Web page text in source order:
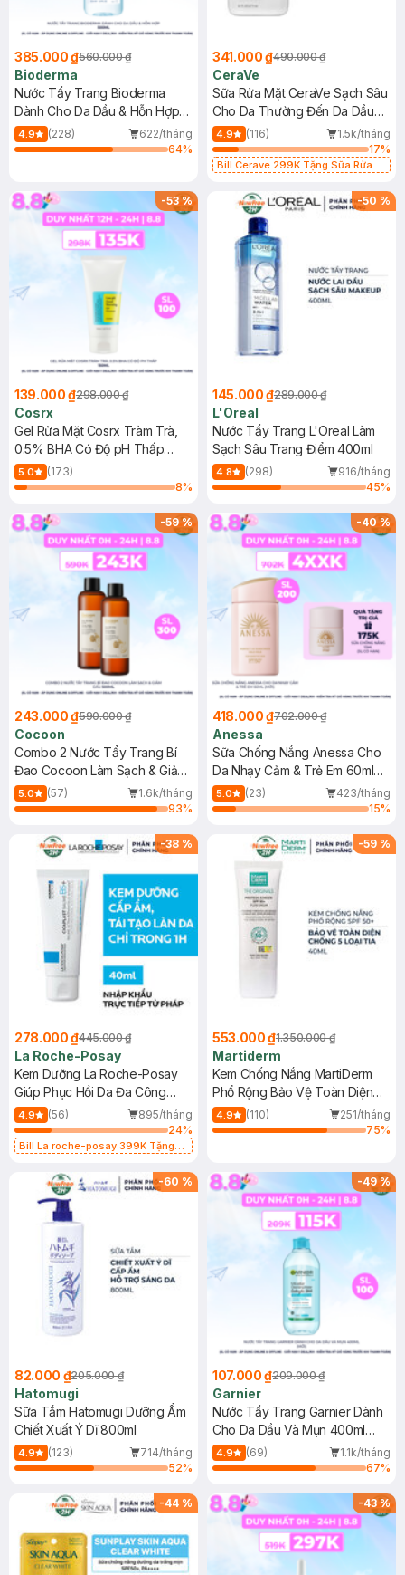
385.000 ₫560.000 ₫
Bioderma
Nước Tẩy Trang Bioderma
Dành Cho Da Dầu & Hỗn Hợp
500ml
4.9 (228)
622/tháng
64%
341.000 ₫490.000 ₫
CeraVe
Sữa Rửa Mặt CeraVe Sạch Sâu
Cho Da Thường Đến Da Dầu
473ml
4.9 (116)
1.5k/tháng
17%
Bill Cerave 299K Tặng Sữa Rửa
-53%
139.000 ₫298.000 ₫
Cosrx
Gel Rửa Mặt Cosrx Tràm Trà,
0.5% BHA Có Độ pH Thấp
150ml
5.0
(173)
8%
-50 %
145.000 ₫289.000 ₫
L'Oreal
Nước Tẩy Trang L'Oreal Làm
Sạch Sâu Trang Điểm 400ml
4.8 (298)
916/tháng
45%
-59%
243.000 ₫590.000 ₫
Cocoon
Combo 2 Nước Tẩy Trang Bí
Đao Cocoon Làm Sạch & Giảm
Dầu 500ml
5.0 (57)
1.6k/tháng
93%
-40%
418.000 ₫702.000 ₫
Anessa
Sữa Chống Nắng Anessa Cho
Da Nhạy Cảm & Trẻ Em 60ml
(Mới)
5.0 (23)
423/tháng
15%
-38 %
278.000 ₫445.000 ₫
La Roche-Posay
Kem Dưỡng La Roche-Posay
Giúp Phục Hồi Da Đa Công
Dụng 40ml
4.9 (56)
895/tháng
24%
Bill La roche-posay 399K Tặng
(SL có hạn)
-59 %
553.000 ₫1.350.000 ₫
Martiderm
Kem Chống Nắng MartiDerm
Phổ Rộng Bảo Vệ Toàn Diện
40ml
4.9 (110)
251/tháng
75%
-60 %
82.000 ₫205.000 ₫
Hatomugi
Sữa Tắm Hatomugi Dưỡng Ẩm
Chiết Xuất Ý Dĩ 800ml
4.9 (123)
714/tháng
52%
-49%
107.000 ₫209.000 ₫
Garnier
Nước Tẩy Trang Garnier Dành
Cho Da Dầu Và Mụn 400ml
(Mới)
4.9 (69)
1.1k/tháng
67%
-44 % -43%